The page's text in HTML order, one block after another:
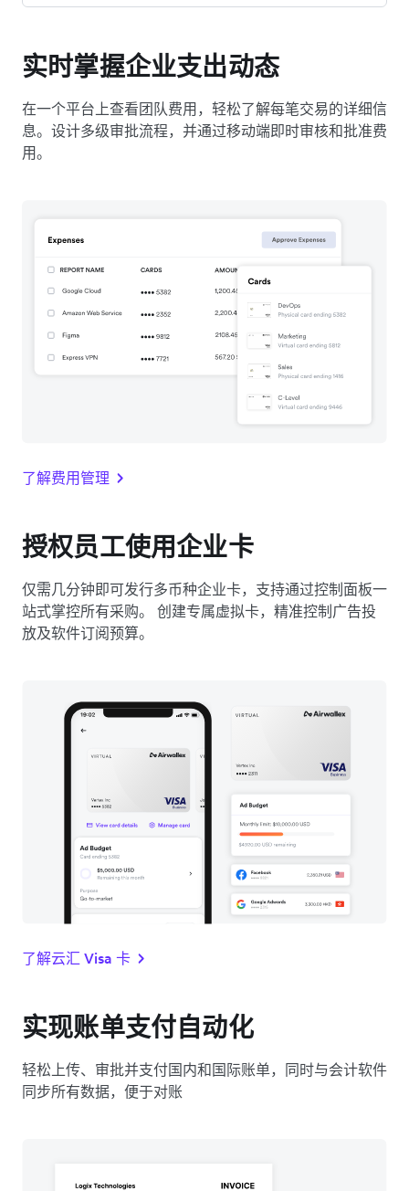
实时掌握企业支出动态
在一个平台上查看团队费用，轻松了解每笔交易的详细信
息。设计多级审批流程，并通过移动端即时审核和批准费
用。
了解费用管理
授权员工使用企业卡
仅需几分钟即可发行多币种企业卡，支持通过控制面板一
站式掌控所有采购。 创建专属虚拟卡，精准控制广告投
放及软件订阅预算。
了解云汇 Visa 卡
实现账单支付自动化
轻松上传、审批并支付国内和国际账单，同时与会计软件
同步所有数据，便于对账